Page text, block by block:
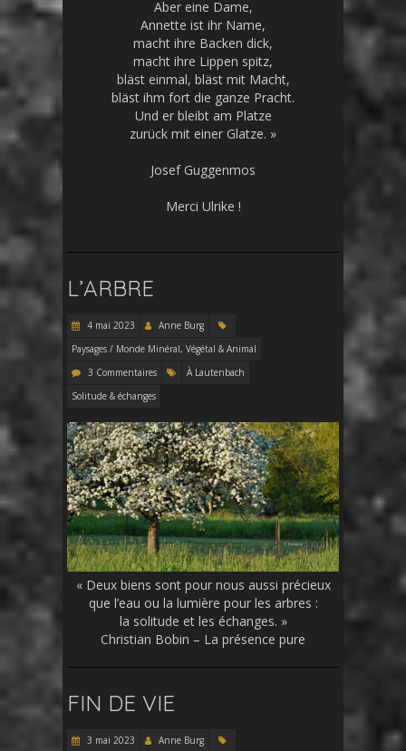
Aber eine Dame,
Annette ist ihr Name,
macht ihre Backen dick,
macht ihre Lippen spitz,
bläst einmal, bläst mit Macht,
bläst ihm fort die ganze Pracht.
Und er bleibt am Platze
zurück mit einer Glatze. »
Josef Guggenmos
Merci Ulrike !
L’ARBRE
4 mai 2023
Anne Burg
Paysages / Monde Minéral, Végétal & Animal
3 Commentaires
À Lautenbach
Solitude & échanges
« Deux biens sont pour nous aussi précieux
que l’eau ou la lumière pour les arbres :
la solitude et les échanges. »
Christian Bobin – La présence pure
FIN DE VIE
3 mai 2023
Anne Burg